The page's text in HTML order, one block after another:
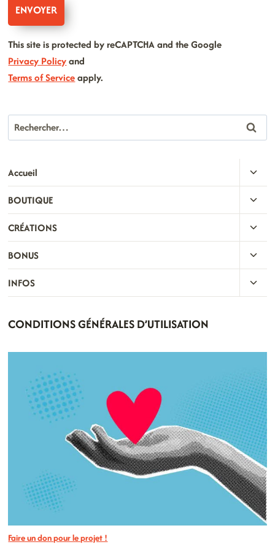
This site is protected by reCAPTCHA and the Google
Privacy Policyand
Terms of Serviceapply.
Rechercher :
Accueil
LE
MENU
BOUTIQUE
LE
MENU
CRÉATIONS
LE
MENU
BONUS
LE
MENU
INFOS
LE
CONDITIONS GÉNÉRALES D’UTILISATION
Faire un don pour le projet !